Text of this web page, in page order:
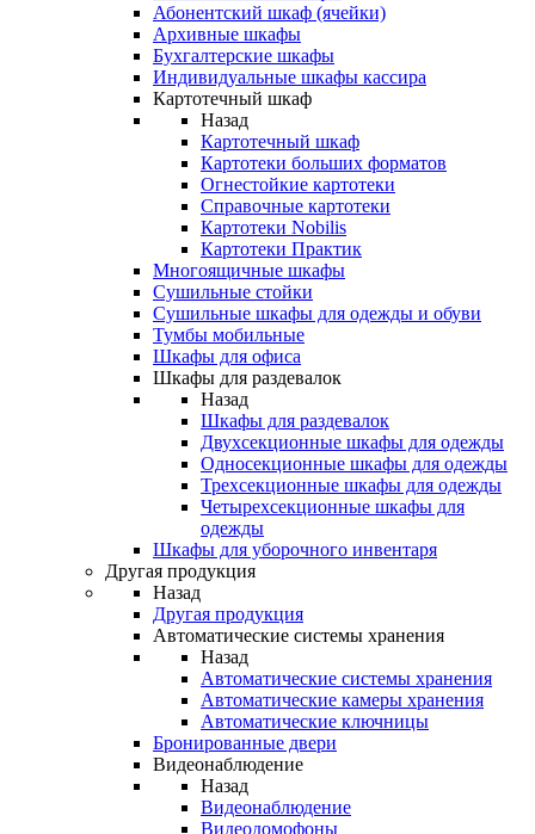
Абонентский шкаф (ячейки)
Архивные шкафы
Бухгалтерские шкафы
Индивидуальные шкафы кассира
Картотечный шкаф
Назад
Картотечный шкаф
Картотеки больших форматов
Огнестойкие картотеки
Справочные картотеки
Картотеки Nobilis
Картотеки Практик
Многоящичные шкафы
Сушильные стойки
Сушильные шкафы для одежды и обуви
Тумбы мобильные
Шкафы для офиса
Шкафы для раздевалок
Назад
Шкафы для раздевалок
Двухсекционные шкафы для одежды
Односекционные шкафы для одежды
Трехсекционные шкафы для одежды
Четырехсекционные шкафы для
одежды
Шкафы для уборочного инвентаря
Другая продукция
Назад
Другая продукция
Автоматические системы хранения
Назад
Автоматические системы хранения
Автоматические камеры хранения
Автоматические ключницы
Бронированные двери
Видеонаблюдение
Назад
Видеонаблюдение
Видеодомофоны